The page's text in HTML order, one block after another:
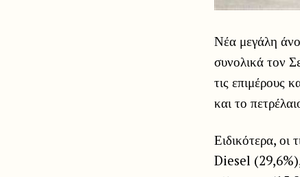
Νέα μεγάλη
συνολικά τον
τις επιμέρους
και το
Ειδικότερα, οι
Diesel